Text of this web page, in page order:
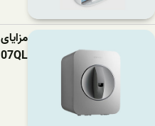
07QL